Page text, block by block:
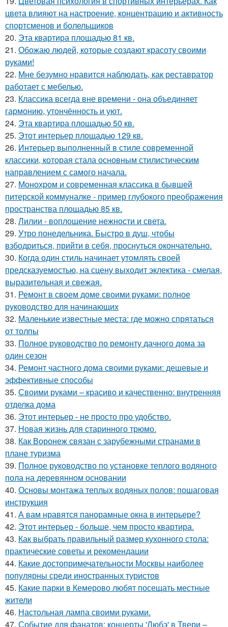
цвета влияют на настроение, концентрацию и активность
спортсменов и болельщиков
20. Эта квартира площадью 81 кв.
21. Обожаю людей, которые создают красоту своими
руками!
22. Мне безумно нравится наблюдать, как реставратор
работает с мебелью.
23. Классика всегда вне времени - она объединяет
гармонию, утончённость и уют.
24. Эта квартира площадью 50 кв.
25. Этот интерьер площадью 129 кв.
26. Интерьер выполненный в стиле современной
классики, которая стала основным стилистическим
направлением с самого начала.
27. Монохром и современная классика в бывшей
питерской коммуналке - пример глубокого преображения
пространства площадью 85 кв.
28. Лилии - воплощение нежности и света.
29. Утро понедельника. Быстро в душ, чтобы
взбодриться, прийти в себя, проснуться окончательно.
30. Когда один стиль начинает утомлять своей
предсказуемостью, на сцену выходит эклектика - смелая,
выразительная и свежая.
31. Ремонт в своем доме своими руками: полное
руководство для начинающих
32. Маленькие известные места: где можно спрятаться
от толпы
33. Полное руководство по ремонту дачного дома за
один сезон
34. Ремонт частного дома своими руками: дешевые и
эффективные способы
35. Своими руками – красиво и качественно: внутренняя
отделка дома
36. Этот интерьер - не просто про удобство.
37. Новая жизнь для старинного трюмо.
38. Как Воронеж связан с зарубежными странами в
плане туризма
39. Полное руководство по установке теплого водяного
пола на деревянном основании
40. Основы монтажа теплых водяных полов: пошаговая
инструкция
41. А вам нравятся панорамные окна в интерьере?
42. Этот интерьер - больше, чем просто квартира.
43. Как выбрать правильный размер кухонного стола:
практические советы и рекомендации
44. Какие достопримечательности Москвы наиболее
популярны среди иностранных туристов
45. Какие парки в Кемерово любят посещать местные
жители
46. Настольная лампа своими руками.
47. Событие для фанатов: концерты 'Любэ' в Твери –